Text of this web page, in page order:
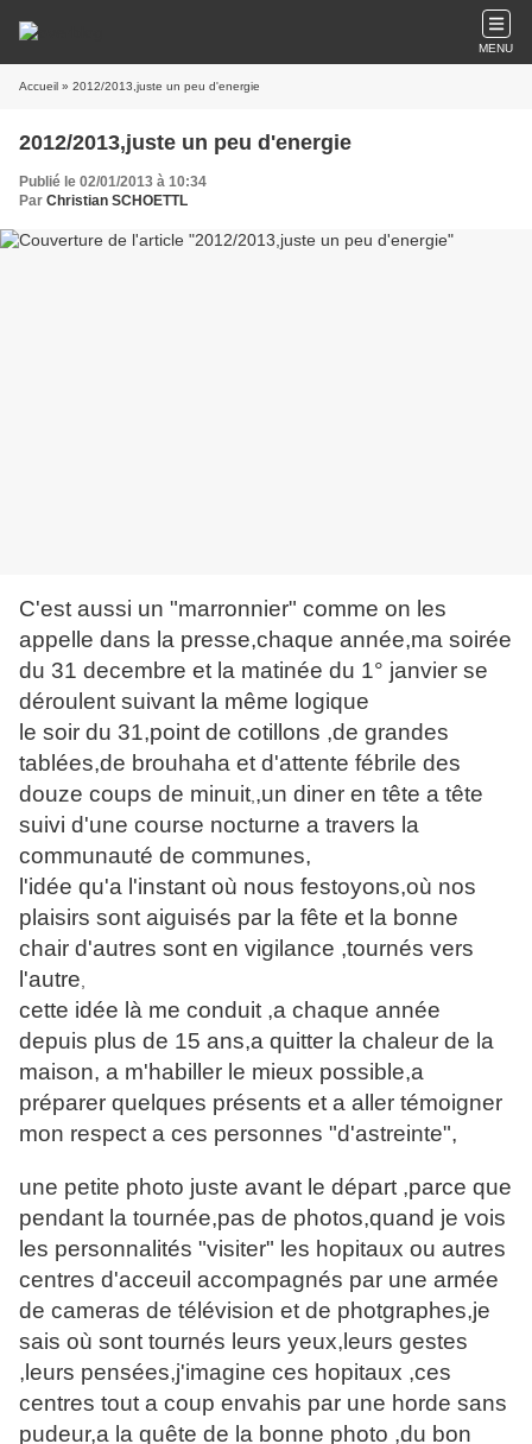
MENU
Accueil » 2012/2013,juste un peu d'energie
2012/2013,juste un peu d'energie
Publié le 02/01/2013 à 10:34
Par Christian SCHOETTL
C'est aussi un "marronnier" comme on les
appelle dans la presse,chaque année,ma soirée
du 31 decembre et la matinée du 1° janvier se
déroulent suivant la même logique
le soir du 31,point de cotillons ,de grandes
tablées,de brouhaha et d'attente fébrile des
douze coups de minuit ,un diner en tête a tête
suivi d'une course nocturne a travers la
communauté de communes,
l'idée qu'a l'instant où nous festoyons,où nos
plaisirs sont aiguisés par la fête et la bonne
chair d'autres sont en vigilance ,tournés vers
l'autre
cette idée là me conduit ,a chaque année
depuis plus de 15 ans,a quitter la chaleur de la
maison, a m'habiller le mieux possible,a
préparer quelques présents et a aller témoigner
mon respect a ces personnes "d'astreinte",
une petite photo juste avant le départ ,parce que
pendant la tournée,pas de photos,quand je vois
les personnalités "visiter" les hopitaux ou autres
centres d'acceuil accompagnés par une armée
de cameras de télévision et de photgraphes,je
sais où sont tournés leurs yeux,leurs gestes
,leurs pensées,j'imagine ces hopitaux ,ces
centres tout a coup envahis par une horde sans
pudeur,a la quête de la bonne photo ,du bon